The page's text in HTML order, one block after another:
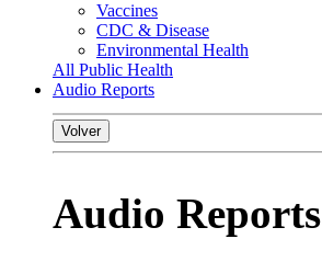
Vaccines
CDC & Disease
Environmental Health
All Public Health
Audio Reports
Volver
Audio Reports